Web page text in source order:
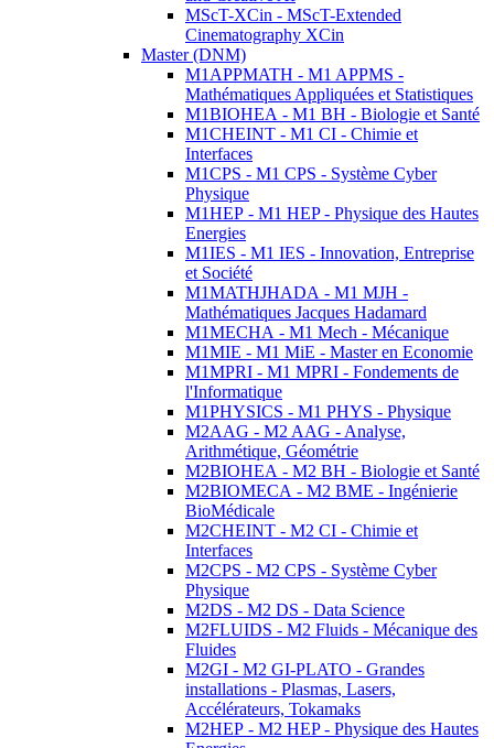
MScT-XCin - MScT-Extended
Cinematography XCin
Master (DNM)
M1APPMATH - M1 APPMS -
Mathématiques Appliquées et Statistiques
M1BIOHEA - M1 BH - Biologie et Santé
M1CHEINT - M1 CI - Chimie et
Interfaces
M1CPS - M1 CPS - Système Cyber
Physique
M1HEP - M1 HEP - Physique des Hautes
Energies
M1IES - M1 IES - Innovation, Entreprise
et Société
M1MATHJHADA - M1 MJH -
Mathématiques Jacques Hadamard
M1MECHA - M1 Mech - Mécanique
M1MIE - M1 MiE - Master en Economie
M1MPRI - M1 MPRI - Fondements de
l'Informatique
M1PHYSICS - M1 PHYS - Physique
M2AAG - M2 AAG - Analyse,
Arithmétique, Géométrie
M2BIOHEA - M2 BH - Biologie et Santé
M2BIOMECA - M2 BME - Ingénierie
BioMédicale
M2CHEINT - M2 CI - Chimie et
Interfaces
M2CPS - M2 CPS - Système Cyber
Physique
M2DS - M2 DS - Data Science
M2FLUIDS - M2 Fluids - Mécanique des
Fluides
M2GI - M2 GI-PLATO - Grandes
installations - Plasmas, Lasers,
Accélérateurs, Tokamaks
M2HEP - M2 HEP - Physique des Hautes